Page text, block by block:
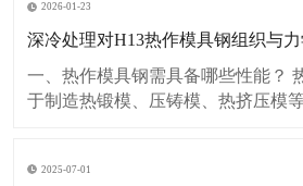
2026-01-23
深冷处理对H13热作模具钢组织与
一、热作模具钢需具备哪些性能？
于制造热锻模、压铸模、热挤压模
高压、高温冲蚀和急冷急热作用，
2025-07-01